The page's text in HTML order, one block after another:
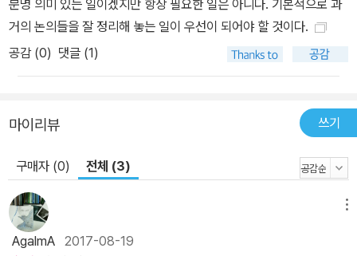
진 나머지, “이자혜의 웹툰이 실제 사실을 그대로 보여 준다”거나 “그
러니 웹툰을 보는 것만으로도 2차 가해다”와 같은 논쟁적인 주장들
역시 너무나 쉽게 공인되었다. 정치적 올바름과 도덕적 보수주의를
둘러싼 오랜 논란도 이런 주장들 앞에서는 고개를 내밀지 못한 채 결
로 충분한가. 혹시 우리가 그 과정에서 놓치고 있는 것은 없는가. 페미
연 이와 같은 ‘속도의 페미니즘(김주희, 「속도의 페미니즘과 관성의
정치」, 《문학과 사회 하이픈》 2016년 겨울호)’을 승인하는 것으로 충
분한 걸까. 미학자이자 비평가인 양효실, 미디어 문화 연구자 이나라,
퀴어/시각문화 칼럼니스트 이연숙 등 아홉 필자들은 ‘이자혜라는 사
분명 의미 있는 일이겠지만 항상 필요한 일은 아니다. 기본적으로 과
거의 논의들을 잘 정리해 놓는 일이 우선이 되어야 할 것이다.
공감 (0) 댓글 (1)
마이리뷰 쓰기
구매자 (0) 전체 (3)
AgalmA 2017-08-19